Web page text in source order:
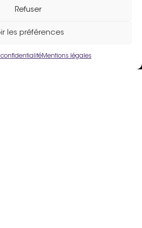
Refuser
les préférences
confidentialitéMentions légales
parFlers Agglo.